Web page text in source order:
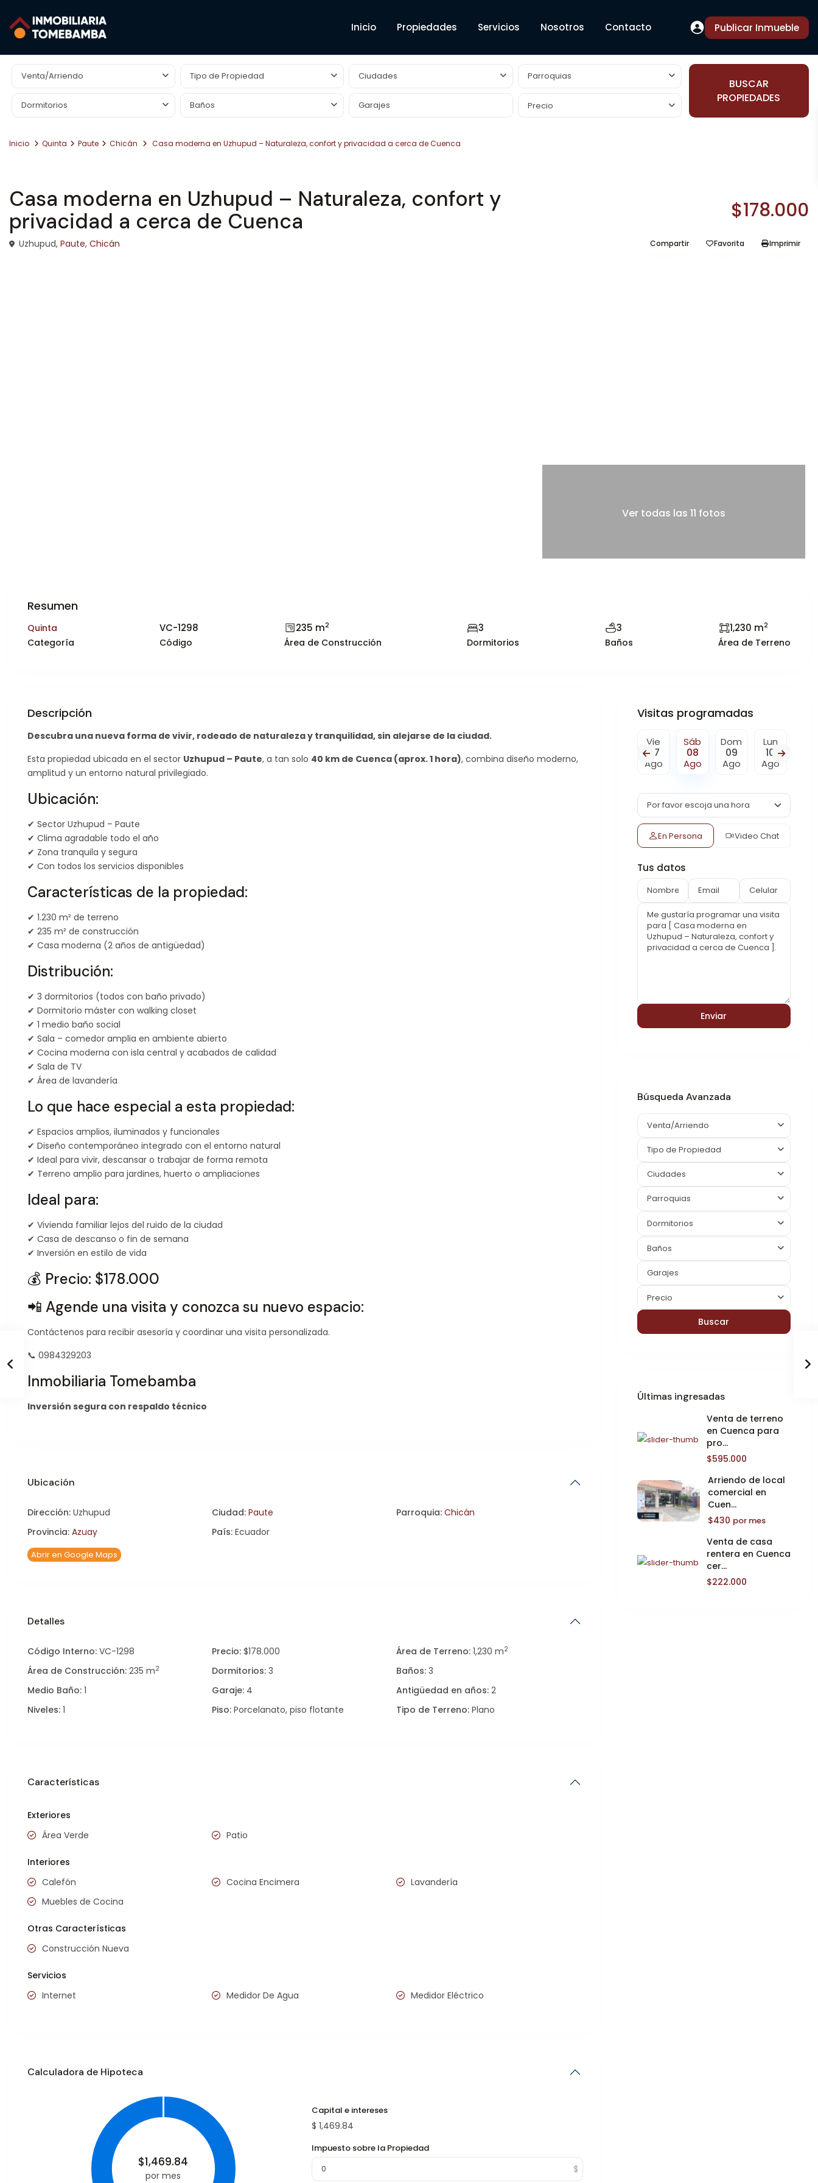
Inicio Propiedades Servicios Nosotros Contacto Publicar Inmueble
Venta/Arriendo Tipo de Propiedad Ciudades Parroquias
Dormitorios Baños Precio
BUSCAR
PROPIEDADES
Inicio Quinta Paute Chicán Casa moderna en Uzhupud – Naturaleza, confort y privacidad a cerca de Cuenca
Casa moderna en Uzhupud – Naturaleza, confort y
privacidad a cerca de Cuenca
$178.000
Uzhupud, Paute, Chicán Compartir Favorita Imprimir
Ver todas las 11 fotos
Resumen
Quinta
Categoría
VC-1298
Código
235 m2
Área de Construcción
3
Dormitorios
3
Baños
1,230 m2
Área de Terreno
Descripción
Descubra una nueva forma de vivir, rodeado de naturaleza y tranquilidad, sin alejarse de la ciudad.
Esta propiedad ubicada en el sector Uzhupud – Paute, a tan solo 40 km de Cuenca (aprox. 1 hora), combina diseño moderno,
amplitud y un entorno natural privilegiado.
Ubicación:
✔ Sector Uzhupud – Paute
✔ Clima agradable todo el año
✔ Zona tranquila y segura
✔ Con todos los servicios disponibles
Características de la propiedad:
✔ 1.230 m² de terreno
✔ 235 m² de construcción
✔ Casa moderna (2 años de antigüedad)
Distribución:
✔ 3 dormitorios (todos con baño privado)
✔ Dormitorio máster con walking closet
✔ 1 medio baño social
✔ Sala – comedor amplia en ambiente abierto
✔ Cocina moderna con isla central y acabados de calidad
✔ Sala de TV
✔ Área de lavandería
Lo que hace especial a esta propiedad:
✔ Espacios amplios, iluminados y funcionales
✔ Diseño contemporáneo integrado con el entorno natural
✔ Ideal para vivir, descansar o trabajar de forma remota
✔ Terreno amplio para jardines, huerto o ampliaciones
Ideal para:
✔ Vivienda familiar lejos del ruido de la ciudad
✔ Casa de descanso o fin de semana
✔ Inversión en estilo de vida
💰 Precio: $178.000
📲 Agende una visita y conozca su nuevo espacio:
Contáctenos para recibir asesoría y coordinar una visita personalizada.
📞 0984329203
Inmobiliaria Tomebamba
Inversión segura con respaldo técnico
Ubicación
Dirección: Uzhupud Ciudad: Paute Parroquia: Chicán
Provincia: Azuay País: Ecuador
Abrir en Google Maps
Detalles
Código Interno: VC-1298 Precio: $178.000 Área de Terreno: 1,230 m2
Área de Construcción: 235 m2 Dormitorios: 3 Baños: 3
Medio Baño: 1 Garaje: 4 Antigüedad en años: 2
Niveles: 1 Piso: Porcelanato, piso flotante Tipo de Terreno: Plano
Características
Exteriores
Área Verde
Patio
Interiores
Calefón
Cocina Encimera
Lavandería
Muebles de Cocina
Otras Características
Construcción Nueva
Servicios
Internet
Medidor De Agua Medidor Eléctrico
Calculadora de Hipoteca
$1,469.84
por mes
Capital e intereses
$ 1,469.84
Impuesto sobre la Propiedad
Visitas programadas
Jue
Ago Ago Ago
Vie
07
Ago
Sáb
08
Ago
Dom
09
Ago
Lun
10
Ago
En Persona Video Chat
Tus datos
Búsqueda Avanzada
Venta/Arriendo
Tipo de Propiedad
Ciudades
Parroquias
Dormitorios
Baños
Precio
Buscar
Últimas ingresadas
Venta de terreno
en Cuenca para
pro...
$595.000
Arriendo de local
comercial en
Cuen...
$430 por mes
Venta de casa
rentera en Cuenca
cer...
$222.000